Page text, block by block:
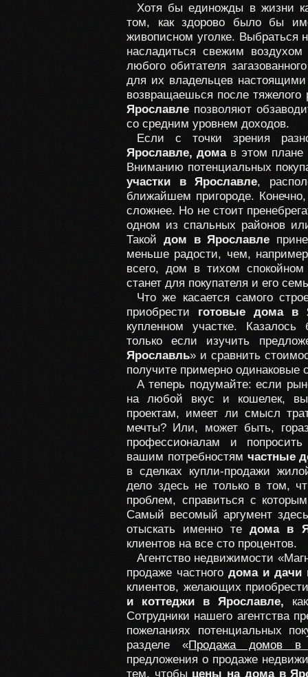
Хотя бы единожды в жизни
том, как здорово было бы
живописном уголке. Выбраться
насладиться свежим
любого обитателя
для их владельцев
возвращаешься после
Ярославле позволяют
со средним уровнем доходов.
Если с точки зрения
Ярославле, домав этом плане
Вниманию потенциальных
участки в Ярославле,
ближайшем пригороде.
сложнее. Но не стоит
одном из спальных районов
Такой дом в Ярославле
меньше радости, чем,
всего, дом в тихом спокойном
станет для покупателя и его
Что же касается самого
приобрести готовые дома в
купленном участке.
только если изучить
Ярославль» и сравнить
получите примерно одинаковые
А теперь подумайте: если
на любой вкус и кошелек,
проектам, имеет ли смысл
мечты? Или, может быть,
профессионалам и
вашим потребностям частные
в сделках купли-продажи
дело здесь не только в том,
проблем, справиться с
Самый весомый аргумент
отыскать именно тедома в
клиентов на все сто процентов.
Агентство недвижимости
продаже частного дома и дачи
клиентов, желающих
и коттеджи в Ярославле,
Сотрудники нашего агентства
пожеланиях потенциальных
разделе «Продажа домов в
предложения о продаже
тем, чтобы цены на дома в